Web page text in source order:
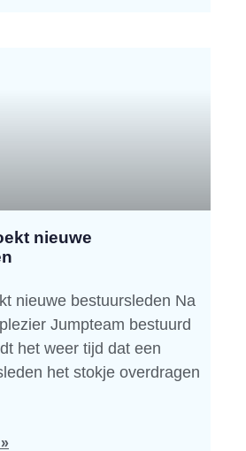
nieuwe
nieuwe bestuursleden Na
Jumpteam bestuurd
het weer tijd dat een
het stokje overdragen